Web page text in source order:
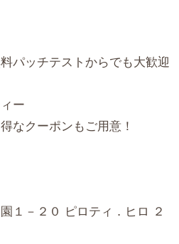
パッチテストからでも大歓迎
ー
なクーポンもご用意！
１－２０ ピロティ．ヒロ ２